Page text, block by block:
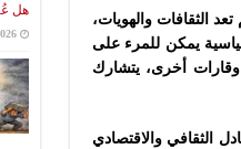
الثقافات والهويات،
يمكن للمرء على
أخرى، يتشارك
الثقافي والاقتصادي
هل